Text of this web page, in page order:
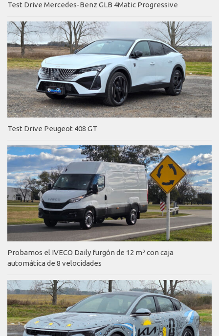
Test Drive Mercedes-Benz GLB 4Matic Progressive
Test Drive Peugeot 408 GT
Probamos el IVECO Daily furgón de 12 m³ con caja
automática de 8 velocidades